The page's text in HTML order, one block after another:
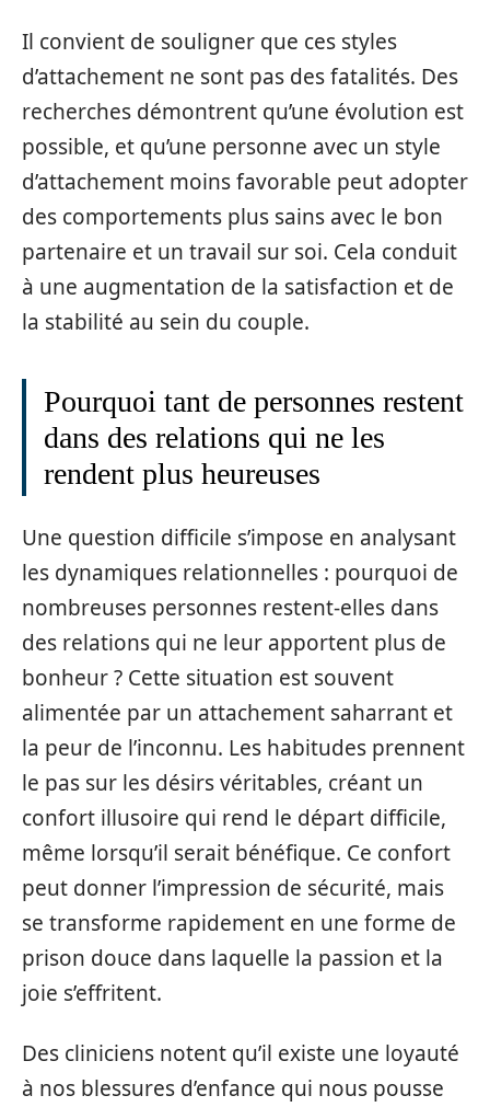
Il convient de souligner que ces styles
d’attachement ne sont pas des fatalités. Des
recherches démontrent qu’une évolution est
possible, et qu’une personne avec un style
d’attachement moins favorable peut adopter
des comportements plus sains avec le bon
partenaire et un travail sur soi. Cela conduit
à une augmentation de la satisfaction et de
la stabilité au sein du couple.
Pourquoi tant de personnes restent
dans des relations qui ne les
rendent plus heureuses
Une question difficile s’impose en analysant
les dynamiques relationnelles : pourquoi de
nombreuses personnes restent-elles dans
des relations qui ne leur apportent plus de
bonheur ? Cette situation est souvent
alimentée par un attachement saharrant et
la peur de l’inconnu. Les habitudes prennent
le pas sur les désirs véritables, créant un
confort illusoire qui rend le départ difficile,
même lorsqu’il serait bénéfique. Ce confort
peut donner l’impression de sécurité, mais
se transforme rapidement en une forme de
prison douce dans laquelle la passion et la
joie s’effritent.
Des cliniciens notent qu’il existe une loyauté
à nos blessures d’enfance qui nous pousse